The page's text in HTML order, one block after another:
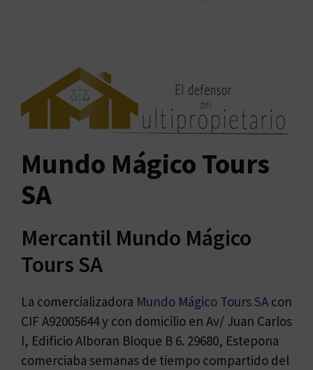
Mundo Mágico Tours
SA
Mercantil Mundo Mágico
Tours SA
La comercializadora Mundo Mágico Tours SA con
CIF A92005644 y con domicilio en Av/ Juan Carlos
I, Edificio Alboran Bloque B 6. 29680, Estepona
comerciaba semanas de tiempo compartido del